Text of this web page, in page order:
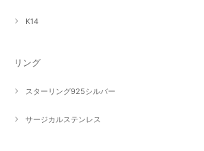
K14
リング
スターリング925シルバー
サージカルステンレス